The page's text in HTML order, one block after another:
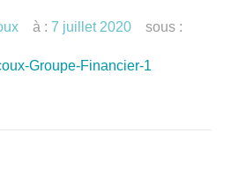
à :7 juillet 2020 sous :
Groupe-Financier-1